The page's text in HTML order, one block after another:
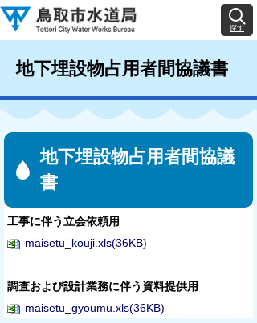
探す
地下埋設物占用者間協議書
地下埋設物占用者間協議
書
工事に伴う立会依頼用
maisetu_kouji.xls(36KB)
調査および設計業務に伴う資料提供用
maisetu_gyoumu.xls(36KB)